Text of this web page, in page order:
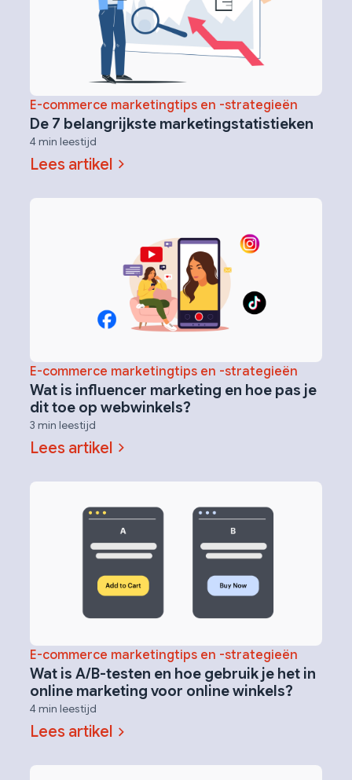
E-commerce marketingtips en -strategieën
De 7 belangrijkste marketingstatistieken
4 min leestijd
Lees artikel
E-commerce marketingtips en -strategieën
Wat is influencer marketing en hoe pas je
dit toe op webwinkels?
3 min leestijd
Lees artikel
E-commerce marketingtips en -strategieën
Wat is A/B-testen en hoe gebruik je het in
online marketing voor online winkels?
4 min leestijd
Lees artikel